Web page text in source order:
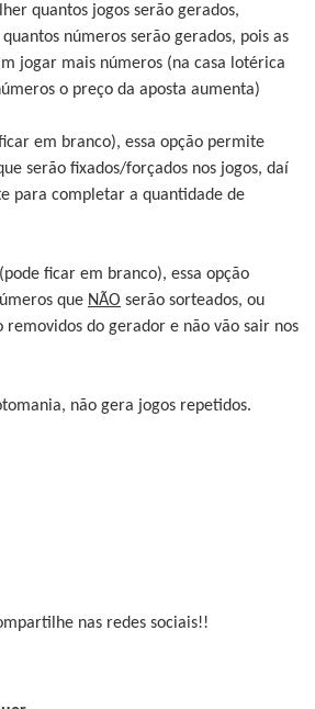
quantos jogos serão gerados,
números serão gerados, pois as
jogar mais números (na casa lotérica
o preço da aposta aumenta)
em branco), essa opção permite
serão fixados/forçados nos jogos, daí
para completar a quantidade de
(pode ficar em branco), essa opção
que NÃO serão sorteados, ou
removidos do gerador e não vão sair nos
não gera jogos repetidos.
nas redes sociais!!